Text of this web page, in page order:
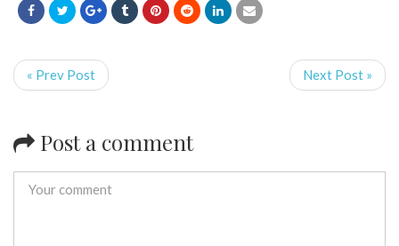
« Prev Post Next Post »
Post a comment